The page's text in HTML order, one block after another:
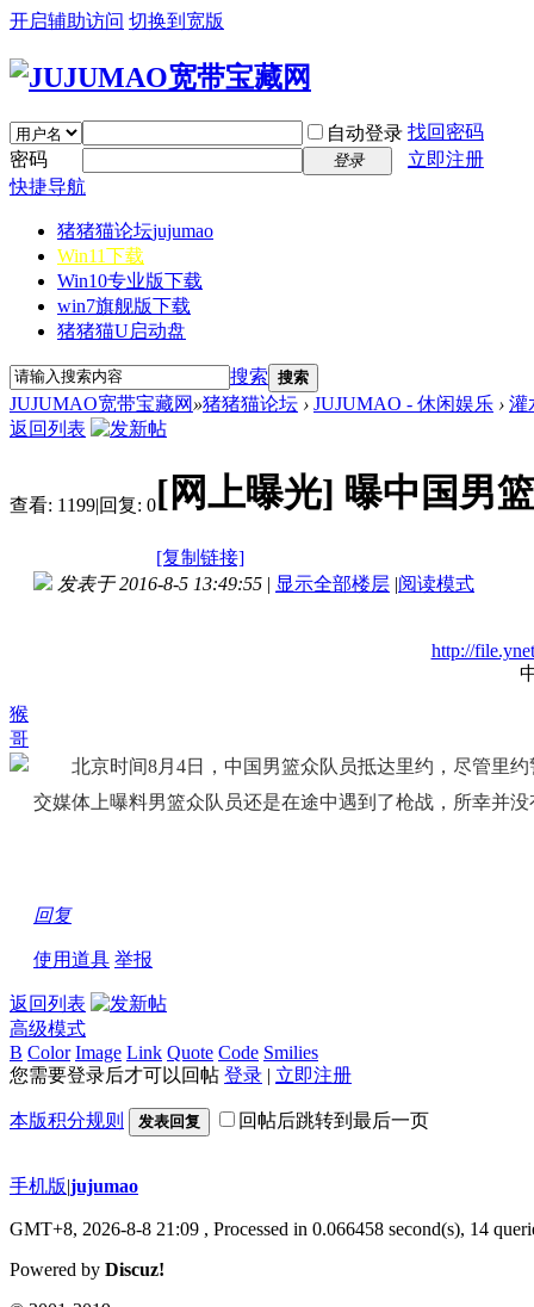
开启辅助访问 切换到宽版
自动登录 找回密码
密码
登录
立即注册
快捷导航
猪猪猫论坛jujumao
Win11下载
Win10专业版下载
win7旗舰版下载
猪猪猫U启动盘
搜索 搜索
JUJUMAO宽带宝藏网 »猪猪猫论坛 › JUJUMAO - 休闲娱乐 › 灌
返回列表
查看: 1199|回复: 0[网上曝光] 曝中国男
[复制链接]
猴
哥
发表于 2016-8-5 13:49:55 | 显示全部楼层 |阅读模式
http://
北京时间8月4日，中国男篮众队员抵达里约，尽管里约
交媒体上曝料男篮众队员还是在途中遇到了枪战，所幸并
回复
使用道具 举报
返回列表
高级模式
B Color Image Link Quote Code Smilies
您需要登录后才可以回帖 登录 | 立即注册
本版积分规则 发表回复 回帖后跳转到最后一页
手机版|jujumao
GMT+8, 2026-8-8 21:09 , Processed in 0.066458 second(s), 14
Powered by Discuz!